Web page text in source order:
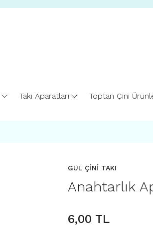
Takı Aparatları Toptan Çini
GÜL ÇİNİ TAKI
Anahtarlık
6,00 TL